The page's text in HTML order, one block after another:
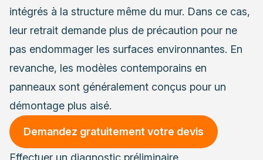
intégrés à la structure même du mur. Dans ce cas,
leur retrait demande plus de précaution pour ne
pas endommager les surfaces environnantes. En
revanche, les modèles contemporains en
panneaux sont généralement conçus pour un
démontage plus aisé.
Demandez gratuitement votre devis